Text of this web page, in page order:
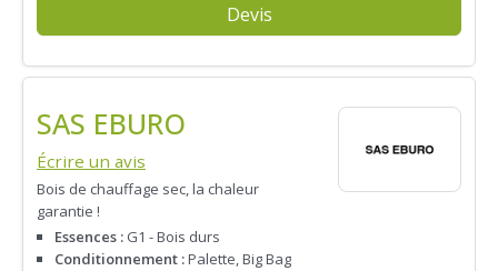
Devis
SAS EBURO
Écrire un avis
Bois de chauffage sec, la chaleur
garantie !
Essences : G1 - Bois durs
Conditionnement :Palette, Big Bag